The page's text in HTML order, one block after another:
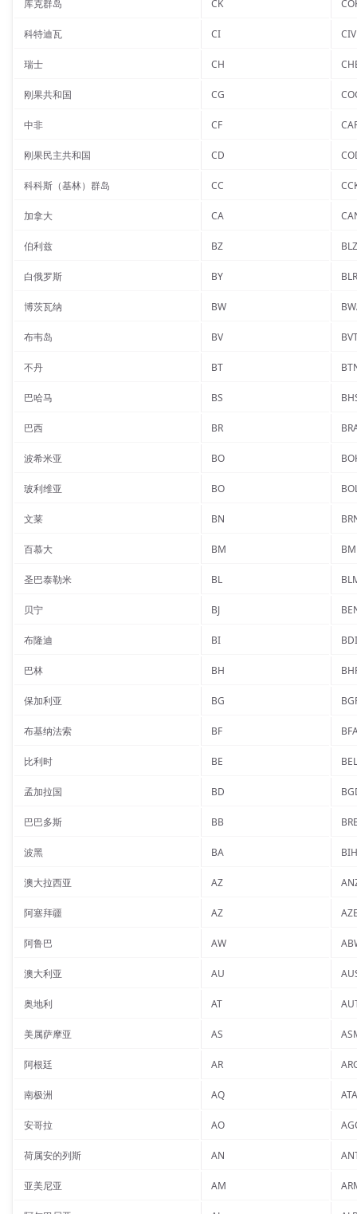
库克群岛 CK
科特迪瓦 CI CIV
瑞士 CH
刚果共和国 CG
中非 CF
刚果民主共和国 CD
科科斯（基林）群岛 CC
加拿大 CA
伯利兹 BZ BLZ
白俄罗斯 BY BLR
博茨瓦纳 BW
布韦岛 BV
不丹 BT
巴哈马 BS
巴西 BR
波希米亚 BO
玻利维亚 BO
文莱 BN
百慕大 BM
圣巴泰勒米 BL
贝宁 BJ
布隆迪 BI BDI
巴林 BH
保加利亚 BG
布基纳法索 BF
比利时 BE BEL
孟加拉国 BD
巴巴多斯 BB
波黑 BA BIH
澳大拉西亚 AZ
阿塞拜疆 AZ
阿鲁巴 AW
澳大利亚 AU
奥地利 AT
美属萨摩亚 AS
阿根廷 AR
南极洲 AQ ATA
安哥拉 AO
荷属安的列斯 AN
亚美尼亚 AM